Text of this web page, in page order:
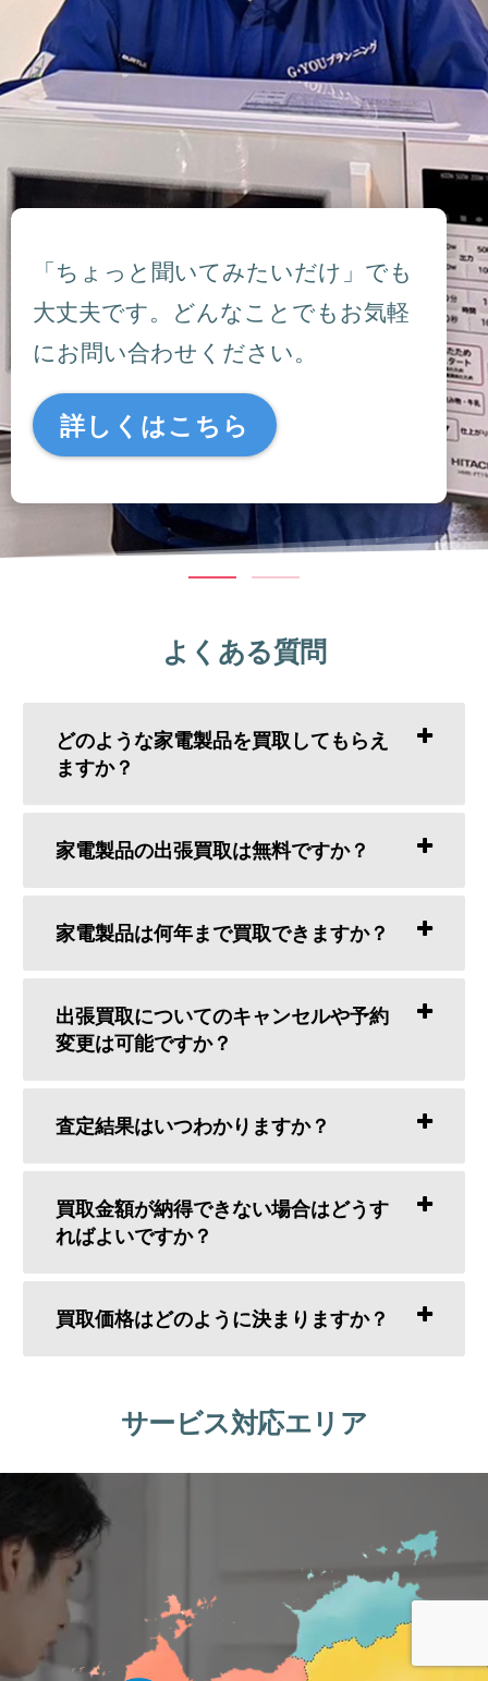
「ちょっと聞いてみたいだけ」でも
大丈夫です。どんなことでもお気軽
にお問い合わせください。
詳しくはこちら
よくある質問
どのような家電製品を買取してもらえ
ますか？
家電製品の出張買取は無料ですか？
家電製品は何年まで買取できますか？
出張買取についてのキャンセルや予約
変更は可能ですか？
査定結果はいつわかりますか？
買取金額が納得できない場合はどうす
ればよいですか？
買取価格はどのように決まりますか？
サービス対応エリア